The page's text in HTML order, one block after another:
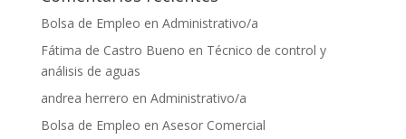
Bolsa de Empleo en Administrativo/a
Fátima de Castro Bueno en Técnico de control y
análisis de aguas
andrea herrero en Administrativo/a
Bolsa de Empleo en Asesor Comercial